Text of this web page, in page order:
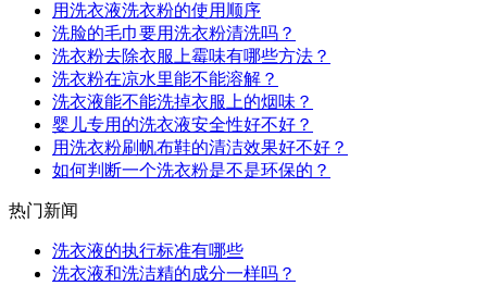
用洗衣液洗衣粉的使用顺序
洗脸的毛巾要用洗衣粉清洗吗？
洗衣粉去除衣服上霉味有哪些方法？
洗衣粉在凉水里能不能溶解？
洗衣液能不能洗掉衣服上的烟味？
婴儿专用的洗衣液安全性好不好？
用洗衣粉刷帆布鞋的清洁效果好不好？
如何判断一个洗衣粉是不是环保的？
热门新闻
洗衣液的执行标准有哪些
洗衣液和洗洁精的成分一样吗？